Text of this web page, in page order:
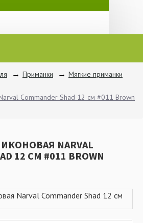
Приманки Мягкие приманки
Commander Shad 12 см #011 Brown
NARVAL
12 СМ #011 BROWN